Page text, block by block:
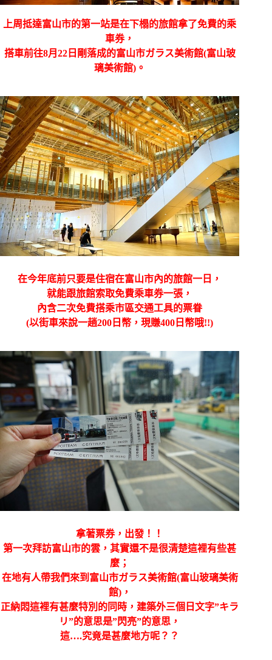
上周抵達富山市的第一站是在下榻的旅館拿了免費的乘
車券，
搭車前往8月22日剛落成的富山市ガラス美術館(富山玻
璃美術館)。
在今年底前只要是住宿在富山市內的旅館一日，
就能跟旅館索取免費乘車券一張，
內含二次免費搭乘市區交通工具的票眷
(以街車來說一趟200日幣，現賺400日幣哦!!)
拿著票券，出發！！
第一次拜訪富山市的雲，其實還不是很清楚這裡有些甚
麼；
在地有人帶我們來到富山市ガラス美術館(富山玻璃美術
館)，
正納悶這裡有甚麼特別的同時，建築外三個日文字”キラ
リ”的意思是”閃亮”的意思，
這….究竟是甚麼地方呢？？